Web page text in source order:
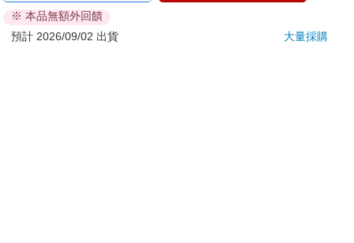
若非上列種類商品，均享有到貨7天的猶豫期（含例假
日）。
※ 本品無額外回饋
預計 2026/09/02 出貨
大量採購